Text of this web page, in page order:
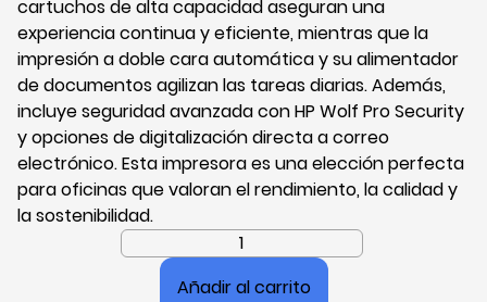
cartuchos de alta capacidad aseguran una
experiencia continua y eficiente, mientras que la
impresión a doble cara automática y su alimentador
de documentos agilizan las tareas diarias. Además,
incluye seguridad avanzada con HP Wolf Pro Security
y opciones de digitalización directa a correo
electrónico. Esta impresora es una elección perfecta
para oficinas que valoran el rendimiento, la calidad y
la sostenibilidad.
Impresora
Multifuncional
Añadir al carrito